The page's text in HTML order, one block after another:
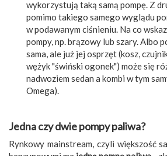
wykorzystują taką samą pompę. Z
pomimo takiego samego wyglądu
w podawanym ciśnieniu. Na co
pompy, np. brązowy lub szary. Albo
sama, ale już jej osprzęt (kosz,
wężyk "świński ogonek") może się
nadwoziem sedan a kombi w tym
Omega).
Jedna czy dwie pompy paliwa?
Rynkowy mainstream, czyli większość